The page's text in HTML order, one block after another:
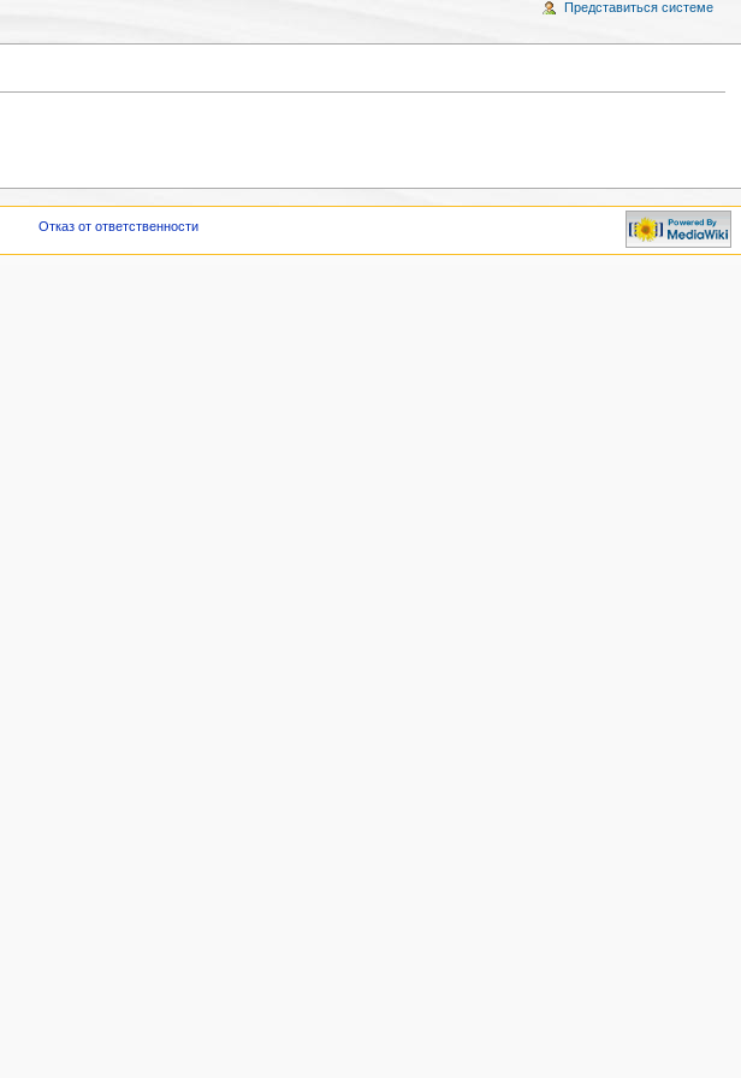
Представиться системе
Отказ от ответственности